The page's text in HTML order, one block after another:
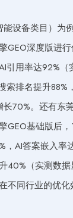
设备类目）为
GEO深度版进
引用率达92%（
索排名提升88%
70%。还有东
GEO基础版后
，AI答案嵌入率
40%（实测数
不同行业的优化